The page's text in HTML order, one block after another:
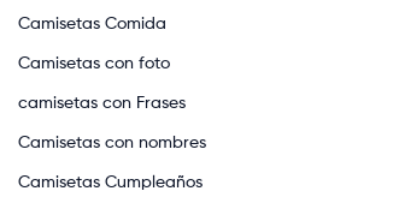
Camisetas Comida
Camisetas con foto
camisetas con Frases
Camisetas con nombres
Camisetas Cumpleaños